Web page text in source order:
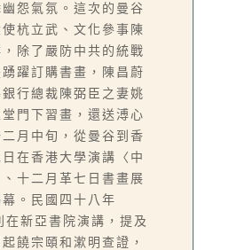
怨氣氛。這次的曼谷
杭立武、文化參事陳
除了嚴防中共的統戰
躍訂購書畫，陳昌蔚
行總裁陳弼臣之妻姚
門下習畫，還送溥心
月中旬，從曼谷到香
在香港大學演講〈中
十二月革七日書畫展
。民國四十八年
在新亞書院演講，提及
饒宗頤和漱明查證，